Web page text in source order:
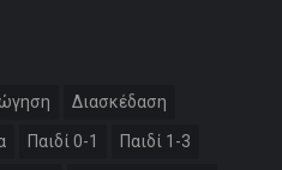
Διασκέδαση
Παιδί 0-1 Παιδί 1-3